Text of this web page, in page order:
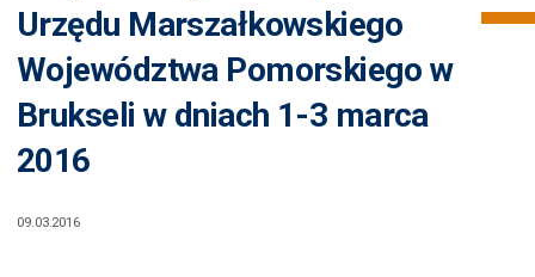
Urzędu Marszałkowskiego
Województwa Pomorskiego w
Brukseli w dniach 1-3 marca
2016
09.03.2016